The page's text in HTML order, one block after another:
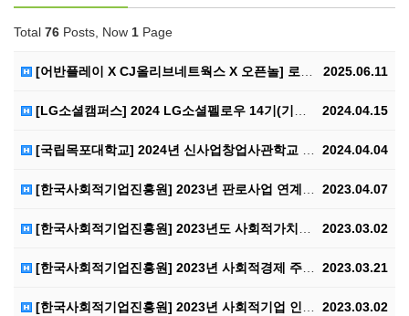
Total 76 Posts, Now 1 Page
2025.06.11
[어반플레이 X CJ올리브네트웍스 X 오픈놀] 로컬 파…
2024.04.15
[LG소셜캠퍼스] 2024 LG소셜펠로우 14기(기후환…
2024.04.04
[국립목포대학교] 2024년 신사업창업사관학교 예비창업…
2023.04.07
[한국사회적기업진흥원] 2023년 판로사업 연계를 위한…
2023.03.02
[한국사회적기업진흥원] 2023년도 사회적가치지표(SV…
2023.03.21
[한국사회적기업진흥원] 2023년 사회적경제 주요사업안…
2023.03.02
[한국사회적기업진흥원] 2023년 사회적기업 인증 계획…